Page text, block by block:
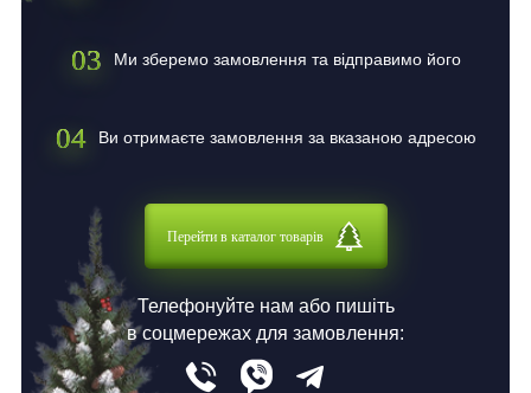
03 Ми зберемо замовлення та відправимо його
04 Ви отримаєте замовлення за вказаною адресою
Перейти в каталог товарів
Телефонуйте нам або пишіть
в соцмережах для замовлення: